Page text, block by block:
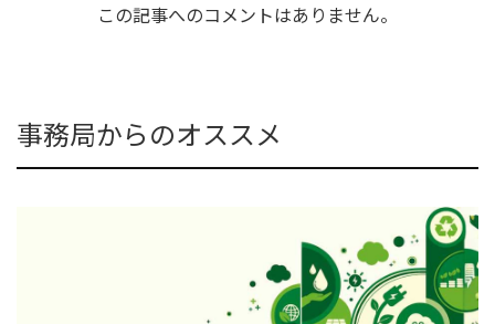
この記事へのコメントはありません。
事務局からのオススメ